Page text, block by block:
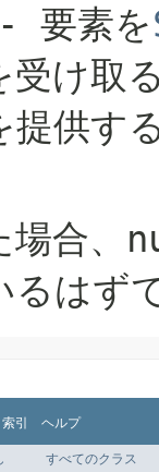
要素を
受け取
提供す
場合
るはず
索引 ヘルプ
すべてのクラス